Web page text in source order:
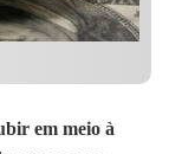
em meio à